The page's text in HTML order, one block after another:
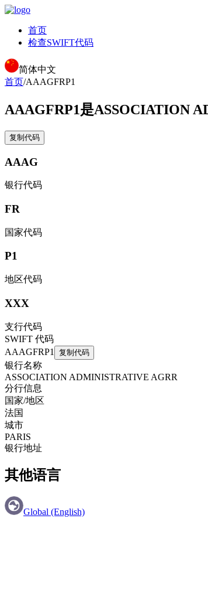
首页
检查SWIFT代码
简体中文
首页/AAAGFRP1
AAAGFRP1是ASSOCIATION
复制代码
AAAG
银行代码
FR
国家代码
P1
地区代码
XXX
支行代码
SWIFT 代码
AAAGFRP1
复制代码
银行名称
ASSOCIATION ADMINISTRATIVE AGRR
分行信息
国家/地区
法国
城市
PARIS
银行地址
其他语言
Global (English)